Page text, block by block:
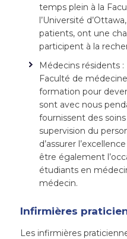
temps plein à la
l’Université
patients, ont une
participent à la
Médecins résidents
Faculté de
formation pour
sont avec nous
fournissent des
supervision du
d’assurer
être également
étudiants en
médecin.
Infirmières
Les infirmières